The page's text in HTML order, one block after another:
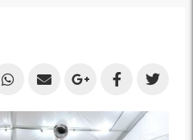
Share
on
Twitter
Share
on
Facebook
Share
on
Google
Share
by
Email